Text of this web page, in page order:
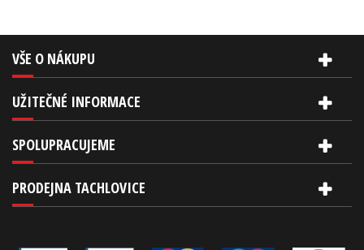
VŠE O NÁKUPU
UŽITEČNÉ INFORMACE
SPOLUPRACUJEME
PRODEJNA TACHLOVICE